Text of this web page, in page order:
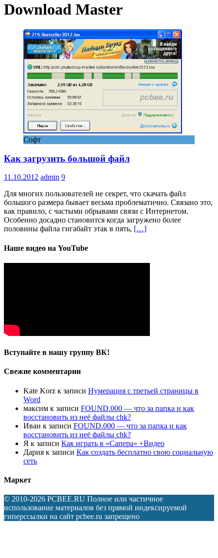
Download Master
Софт
Как загрузить большой файл
11.10.2012 admin 9
Для многих пользователей не секрет, что скачать файл
большого размера бывает весьма проблематично. Связано это,
как правило, с частыми обрывами связи с Интернетом.
Особенно досадно становится когда загружено более
половины файла гигабайт этак в пять, […]
Наше видео на YouTube
Вступайте в нашу группу ВК!
Свежие комментарии
Kate Korz к записи Нумерация с третьей страницы в
Word
максим к записи FOUND.000 — что за папка и как
восстановить из неё файлы chk?
Иван к записи FOUND.000 — что за папка и как
восстановить из неё файлы chk?
Я к записи Как играть в «Сапера» +Видео
Дария к записи Как создать бесплатно свою социальную
сеть
Маркет
© 2010-2026 PCBEE.RU Полное или частичное
использование материалов без прямой индексируемой
гиперссылки на сайт pcbee.ru запрещено